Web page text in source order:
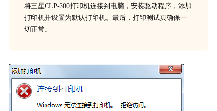
将三星CLP-300打印机连接到电脑，安装驱动程序，添加
打印机并设置为默认打印机。最后，打印测试页确保一
切正常。